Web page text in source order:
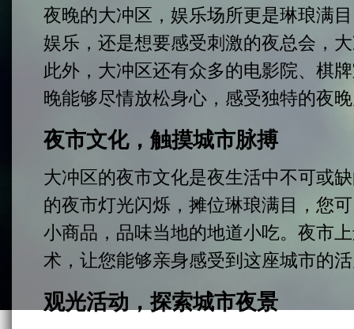
夜晚的大冲区，娱乐场所更是琳琅满
娱乐，还是想要感受刺激的夜总会，
此外，大冲区还有众多的电影院、棋
晚能够尽情放松身心，感受独特的夜
夜市文化，触摸城市脉搏
大冲区的夜市文化是夜生活中不可或
的夜市灯光闪烁，摊位琳琅满目，您
小商品，品味当地的地道小吃。夜市
术，让您能够亲身感受到这座城市的
观光活动，探索城市夜景